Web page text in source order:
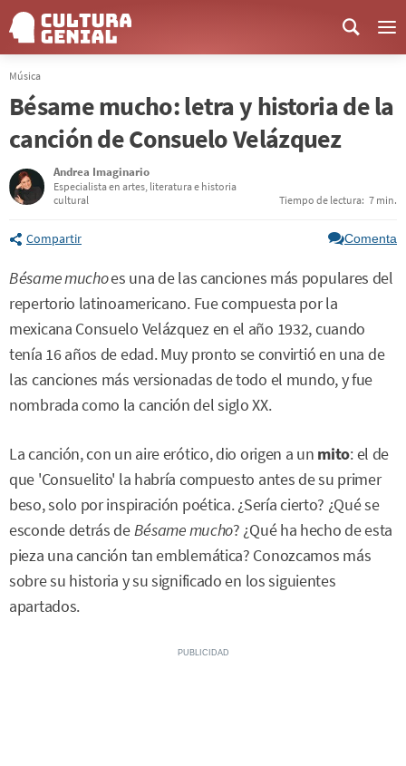
Música
Bésame mucho: letra y historia de la
canción de Consuelo Velázquez
Andrea Imaginario
Especialista en artes, literatura e historia
cultural
Tiempo de lectura: 7 min.
Compartir Comenta
Bésame muchoes una de las canciones más populares del
repertorio latinoamericano. Fue compuesta por la
mexicana Consuelo Velázquez en el año 1932, cuando
tenía 16 años de edad. Muy pronto se convirtió en una de
las canciones más versionadas de todo el mundo, y fue
nombrada como la canción del siglo XX.
La canción, con un aire erótico, dio origen a un mito: el de
que 'Consuelito' la habría compuesto antes de su primer
beso, solo por inspiración poética. ¿Sería cierto? ¿Qué se
esconde detrás deBésame mucho? ¿Qué ha hecho de esta
pieza una canción tan emblemática? Conozcamos más
sobre su historia y su significado en los siguientes
apartados.